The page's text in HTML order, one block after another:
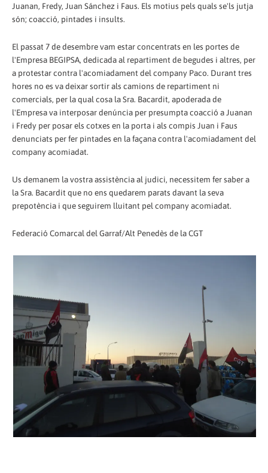
Juanan, Fredy, Juan Sánchez i Faus. Els motius pels quals se'ls jutja
són; coacció, pintades i insults.
El passat 7 de desembre vam estar concentrats en les portes de
l'Empresa BEGIPSA, dedicada al repartiment de begudes i altres, per
a protestar contra l'acomiadament del company Paco. Durant tres
hores no es va deixar sortir als camions de repartiment ni
comercials, per la qual cosa la Sra. Bacardit, apoderada de
l'Empresa va interposar denúncia per presumpta coacció a Juanan
i Fredy per posar els cotxes en la porta i als compis Juan i Faus
denunciats per fer pintades en la façana contra l'acomiadament del
company acomiadat.
Us demanem la vostra assistència al judici, necessitem fer saber a
la Sra. Bacardit que no ens quedarem parats davant la seva
prepotència i que seguirem lluitant pel company acomiadat.
Federació Comarcal del Garraf/Alt Penedès de la CGT